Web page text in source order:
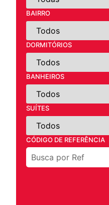
BAIRRO
DORMITÓRIOS
BANHEIROS
SUÍTES
CÓDIGO DE REFERÊNCIA